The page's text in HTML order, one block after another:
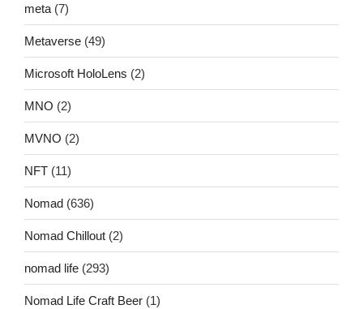
meta (7)
Metaverse (49)
Microsoft HoloLens (2)
MNO (2)
MVNO (2)
NFT (11)
Nomad (636)
Nomad Chillout (2)
nomad life (293)
Nomad Life Craft Beer (1)